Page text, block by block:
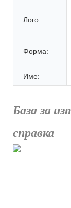
Лого:
Форма:
Име:
База за
справка